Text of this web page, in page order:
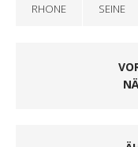
RHONE SEINE